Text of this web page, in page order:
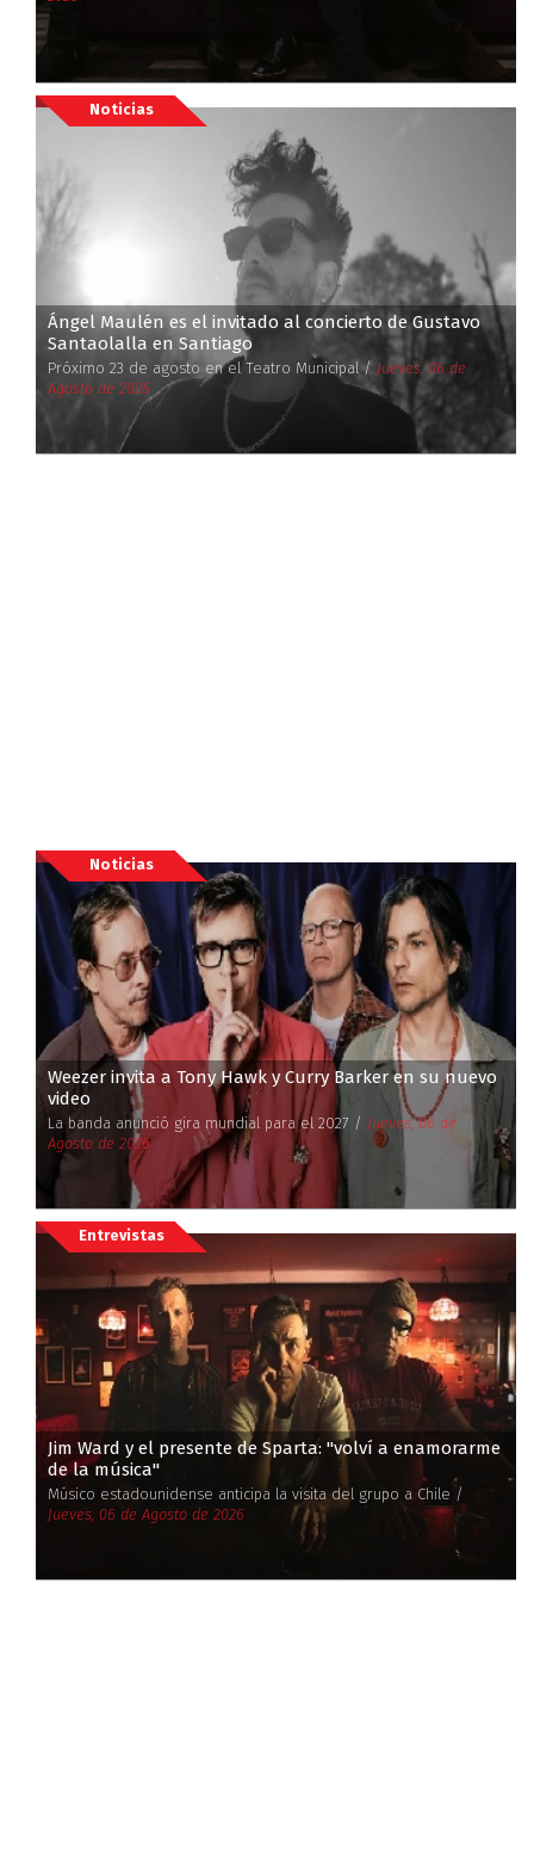
Noticias
Ángel Maulén es el invitado al concierto de Gustavo
Santaolalla en Santiago
Próximo 23 de agosto en el Teatro Municipal / Jueves, 06 de
Agosto de 2026
Noticias
Weezer invita a Tony Hawk y Curry Barker en su nuevo
video
La banda anunció gira mundial para el 2027 / Jueves, 06 de
Agosto de 2026
Entrevistas
Jim Ward y el presente de Sparta: ''volví a enamorarme
de la música''
Músico estadounidense anticipa la visita del grupo a Chile /
Jueves, 06 de Agosto de 2026